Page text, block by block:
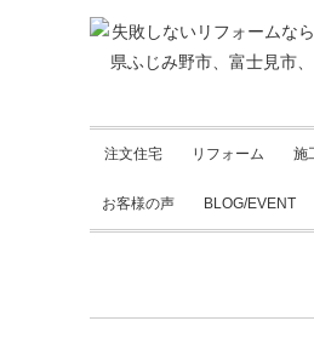
注文住宅 リフォーム 施
お客様の声 BLOG/EVENT